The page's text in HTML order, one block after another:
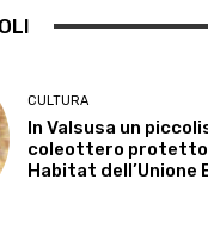
CULTURA
In Valsusa un
coleottero
Habitat dell’Unione